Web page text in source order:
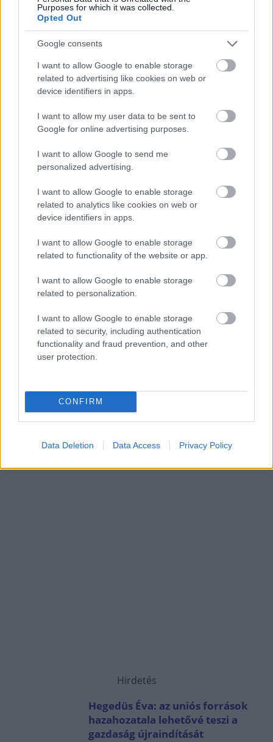
Purposes for which it was collected.
Opted Out
Google consents
I want to allow Google to enable storage
related to advertising like cookies on web or
device identifiers in apps.
I want to allow my user data to be sent to
Google for online advertising purposes.
I want to allow Google to send me
personalized advertising.
I want to allow Google to enable storage
related to analytics like cookies on web or
device identifiers in apps.
I want to allow Google to enable storage
related to functionality of the website or app.
I want to allow Google to enable storage
related to personalization.
I want to allow Google to enable storage
related to security, including authentication
functionality and fraud prevention, and other
user protection.
CONFIRM
Data Deletion Data Access Privacy Policy
Erdőkre is
igényelhető az új
kamattámogatott
Koronavírus: Akár
harmadára is
csökkenhet a kínai
NÉPSZERŰ
Hirdetés
Hegedüs Éva: az uniós források
hazahozatala lehetővé teszi a
gazdaság újraindítását